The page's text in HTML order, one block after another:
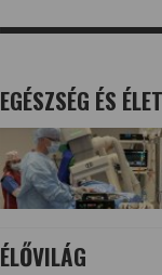
EGÉSZSÉG ÉS
ÉLŐVILÁG